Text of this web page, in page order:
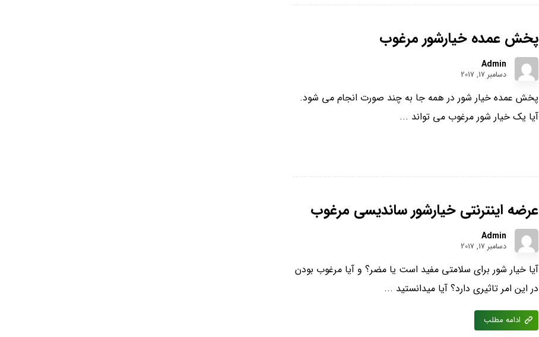
پخش عمده خیارشور مرغوب
Admin
دسامبر 17, 2017
پخش عمده خیار شور در همه جا به چند صورت انجام می‏ شود.
آیا یک خیار شور مرغوب می‏ تواند ...
عرضه اینترنتی خیارشور ساندیسی مرغوب
Admin
دسامبر 17, 2017
آیا خیار شور برای سلامتی مفید است یا مضر؟ و آیا مرغوب بودن
در این امر تاثیری دارد؟ آیا میدانستید ...
ادامه مطلب